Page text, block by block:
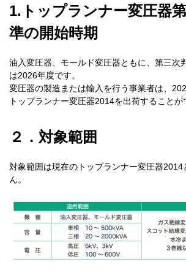
1.トップランナー変圧器
準の開始時期
油入変圧器、モールド変圧器ともに、第三次
は2026年度です。
変圧器の製造または輸入を行う事業者は、
トップランナー変圧器2014を出荷することが
２．対象範囲
対象範囲は現在のトップランナー変圧器2014
ん。